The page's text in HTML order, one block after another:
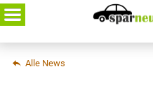
Skip
to
content
Alle News